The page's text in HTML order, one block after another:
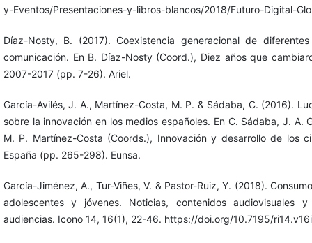
y-Eventos/Presentaciones-y-libros-blancos/2018/Futuro-Digital-
Díaz-Nosty, B. (2017). Coexistencia generacional de
comunicación. En B. Díaz-Nosty (Coord.), Diez años que
2007-2017 (pp. 7-26). Ariel.
García-Avilés, J. A., Martínez-Costa, M. P. & Sádaba, C. (2016).
sobre la innovación en los medios españoles. En C. Sádaba, J. A.
M. P. Martínez-Costa (Coords.), Innovación y desarrollo de los
España (pp. 265-298). Eunsa.
García-Jiménez, A., Tur-Viñes, V. & Pastor-Ruiz, Y. (2018).
adolescentes y jóvenes. Noticias, contenidos audiovisuales
audiencias. Icono 14, 16(1), 22-46. https://doi.org/10.7195/